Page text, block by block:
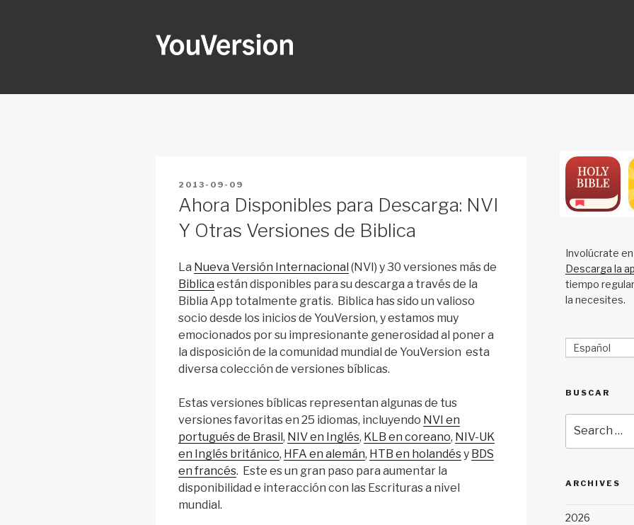
POSTED
2013-09-09
Ahora Disponibles para Descarga: NVI
Y Otras Versiones de Biblica
La Nueva Versión Internacional (NVI) y 30 versiones más de
Biblica están disponibles para su descarga a través de la
Biblia App totalmente gratis. Biblica has sido un valioso
socio desde los inicios de YouVersion, y estamos muy
emocionados por su impresionante generosidad al poner a
la disposición de la comunidad mundial de YouVersion esta
diversa colección de versiones bíblicas.
Estas versiones bíblicas representan algunas de tus
versiones favoritas en 25 idiomas, incluyendo NVI en
portugués de Brasil , NIV en Inglés, KLB en coreano, NIV-UK
en Inglés británico, HFA en alemán, HTB en holandésy BDS
en francés. Este es un gran paso para aumentar la
disponibilidad e interacción con las Escrituras a nivel
mundial.
Involúcrate
Descarga la
tiempo
la necesites.
Español
BUSCAR
for:
ARCHIVES
2026